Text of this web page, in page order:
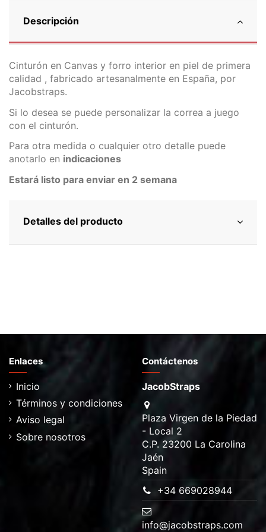
Descripción
Cinturón en Canvas y forro interior en piel de primera
calidad , fabricado artesanalmente en España, por
Jacobstraps.
Si lo desea se puede personalizar la correa a juego
con el cinturón.
Para otra medida o cualquier otro detalle puede
anotarlo en indicaciones
Estará listo para enviar en 2 semana
Detalles del producto
Enlaces
Inicio
Términos y condiciones
Aviso legal
Sobre nosotros
Contáctenos
JacobStraps
Plaza Virgen de la Piedad
- Local 2
C.P. 23200 La Carolina
Jaén
Spain
+34 669028944
info@jacobstraps.com